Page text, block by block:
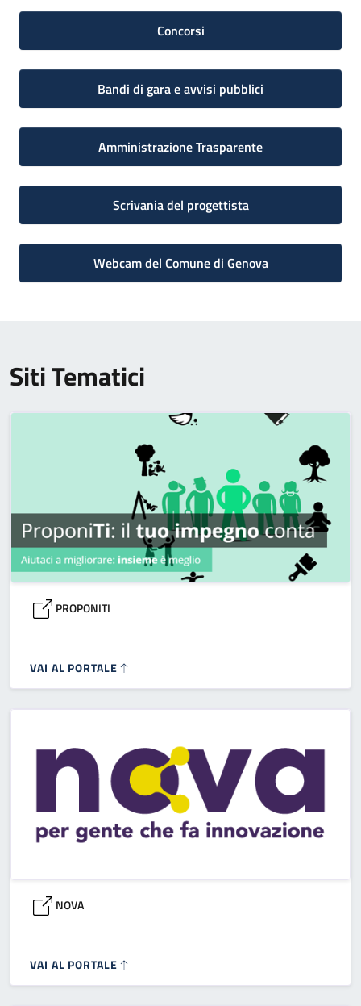
Concorsi
Bandi di gara e avvisi pubblici
Amministrazione Trasparente
Scrivania del progettista
Webcam del Comune di Genova
Siti Tematici
PROPONITI
VAI AL PORTALE
NOVA
VAI AL PORTALE